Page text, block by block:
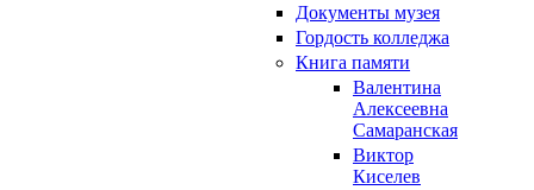
Документы музея
Гордость колледжа
Книга памяти
Валентина
Алексеевна
Самаранская
Виктор
Киселев